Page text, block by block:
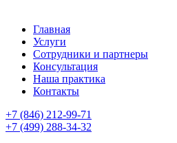
Главная
Услуги
Сотрудники и партнеры
Консультация
Наша практика
Контакты
+7 (846) 212-99-71
+7 (499) 288-34-32